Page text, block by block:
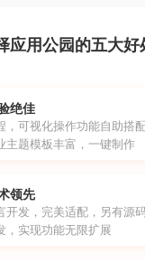
应用公园的五大好
绝佳
，可视化操作功能自助搭
主题模板丰富，一键制作
领先
开发，完美适配，另有源
，实现功能无限扩展